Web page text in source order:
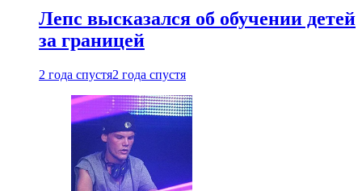
Лепс высказался об обучении детей
за границей
2 года спустя2 года спустя